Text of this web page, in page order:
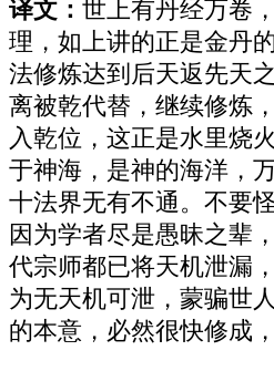
译文： 世上有丹经万卷
理，如上讲的正是金丹
法修炼达到后天返先天
离被乾代替，继续修炼
入乾位，这正是水里烧
于神海，是神的海洋，
十法界无有不通。不要
因为学者尽是愚昧之辈
代宗师都已将天机泄漏
为无天机可泄，蒙骗世
的本意，必然很快修成